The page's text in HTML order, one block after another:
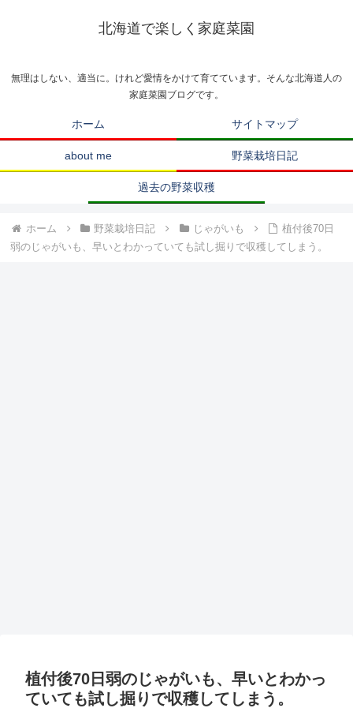
北海道で楽しく家庭菜園
無理はしない、適当に。けれど愛情をかけて育てています。そんな北海道人の
家庭菜園ブログです。
ホーム サイトマップ
about me 野菜栽培日記
過去の野菜収穫
ホーム 野菜栽培日記 じゃがいも
植付後70日
弱のじゃがいも、早いとわかっていても試し掘りで収穫してしまう。
植付後70日弱のじゃがいも、早いとわかっ
ていても試し掘りで収穫してしまう。